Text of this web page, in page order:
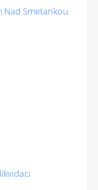
Smetankou